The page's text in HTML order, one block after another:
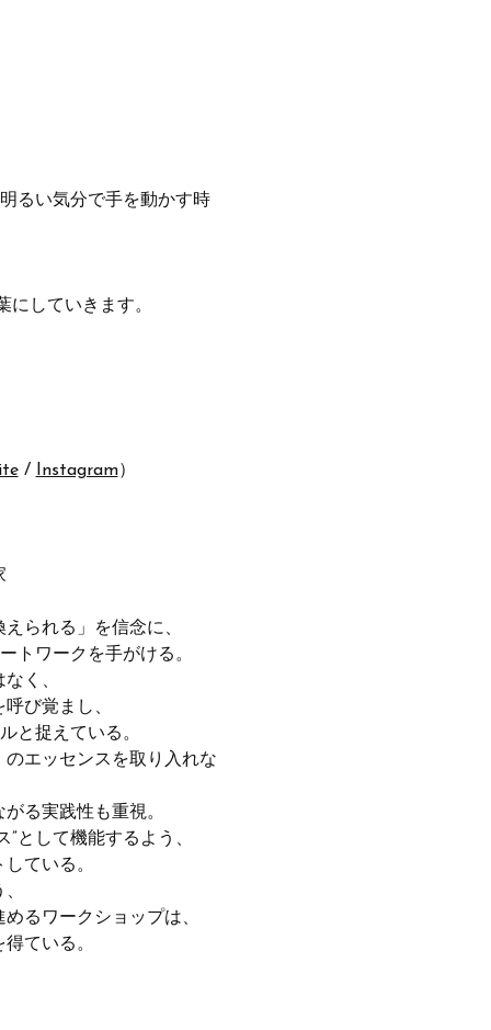
るい気分で手を動かす時
していきます。
/ Instagram）
られる」を信念に、
トワークを手がける。
く、
び覚まし、
と捉えている。
エッセンスを取り入れな
る実践性も重視。
として機能するよう、
ている。
るワークショップは、
ている。